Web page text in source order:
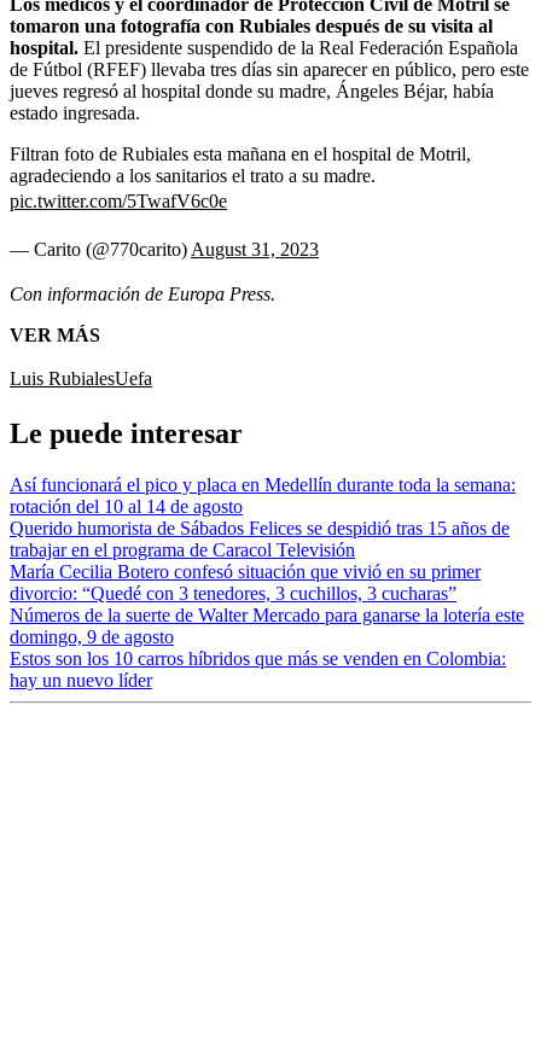
tomaron una fotografía con Rubiales después de su visita al
hospital. El presidente suspendido de la Real Federación Española
de Fútbol (RFEF) llevaba tres días sin aparecer en público, pero este
jueves regresó al hospital donde su madre, Ángeles Béjar, había
estado ingresada.
Filtran foto de Rubiales esta mañana en el hospital de Motril,
agradeciendo a los sanitarios el trato a su madre.
pic.twitter.com/5TwafV6c0e
— Carito (@770carito) August 31, 2023
Con información de Europa Press.
VER MÁS
Luis RubialesUefa
Le puede interesar
Así funcionará el pico y placa en Medellín durante toda la semana:
rotación del 10 al 14 de agosto
Querido humorista de Sábados Felices se despidió tras 15 años de
trabajar en el programa de Caracol Televisión
María Cecilia Botero confesó situación que vivió en su primer
divorcio: “Quedé con 3 tenedores, 3 cuchillos, 3 cucharas”
Números de la suerte de Walter Mercado para ganarse la lotería este
domingo, 9 de agosto
Estos son los 10 carros híbridos que más se venden en Colombia:
hay un nuevo líder